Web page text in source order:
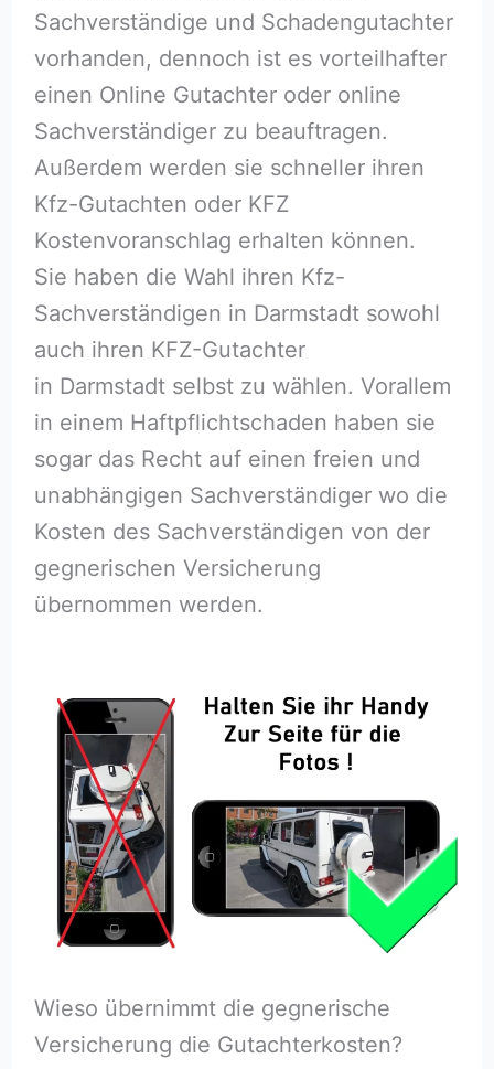
Sachverständige und Schadengutachter
vorhanden, dennoch ist es vorteilhafter
einen Online Gutachter oder online
Sachverständiger zu beauftragen.
Außerdem werden sie schneller ihren
Kfz-Gutachten oder KFZ
Kostenvoranschlag erhalten können.
Sie haben die Wahl ihren Kfz-
Sachverständigen in Darmstadt sowohl
auch ihren KFZ-Gutachter
in Darmstadt selbst zu wählen. Vorallem
in einem Haftpflichtschaden haben sie
sogar das Recht auf einen freien und
unabhängigen Sachverständiger wo die
Kosten des Sachverständigen von der
gegnerischen Versicherung
übernommen werden.
Wieso übernimmt die gegnerische
Versicherung die Gutachterkosten?